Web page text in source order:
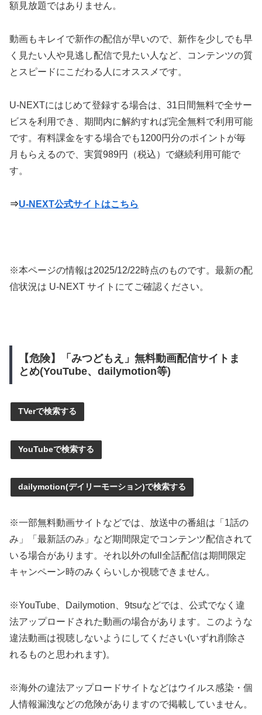
額見放題ではありません。
動画もキレイで新作の配信が早いので、新作を少しでも早
く見たい人や見逃し配信で見たい人など、コンテンツの質
とスピードにこだわる人にオススメです。
U-NEXTにはじめて登録する場合は、31日間無料で全サー
ビスを利用でき、期間内に解約すれば完全無料で利用可能
です。有料課金をする場合でも1200円分のポイントが毎
月もらえるので、実質989円（税込）で継続利用可能で
す。
⇒U-NEXT公式サイトはこちら
※本ページの情報は2025/12/22時点のものです。最新の配
信状況は U-NEXT サイトにてご確認ください。
【危険】「みつどもえ」無料動画配信サイトま
とめ(YouTube、dailymotion等)
TVerで検索する
YouTubeで検索する
dailymotion(デイリーモーション)で検索する
※一部無料動画サイトなどでは、放送中の番組は「1話の
み」「最新話のみ」など期間限定でコンテンツ配信されて
いる場合があります。それ以外のfull全話配信は期間限定
キャンペーン時のみくらいしか視聴できません。
※YouTube、Dailymotion、9tsuなどでは、公式でなく違
法アップロードされた動画の場合があります。このような
違法動画は視聴しないようにしてください(いずれ削除さ
れるものと思われます)。
※海外の違法アップロードサイトなどはウイルス感染・個
人情報漏洩などの危険がありますので掲載していません。